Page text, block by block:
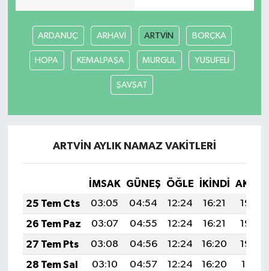
ARDANUÇ ARHAVİ ARTVİN BORÇKA
HOPA KEMALPAŞA MURGUL YUSUFELİ
ŞAVŞAT
ARTVİN AYLIK NAMAZ VAKITLERI
İMSAK GÜNEŞ ÖĞLE İKINDI
25 Tem Cts
03:05 04:54 12:24 16:21
19:44
26 Tem Paz
03:07 04:55 12:24 16:21
19:43
27 Tem Pts
03:08 04:56 12:24 16:20
19:42
28 Tem Sal
03:10 04:57 12:24 16:20
19:41